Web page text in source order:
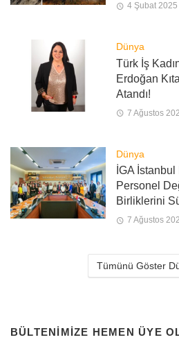
4 Şubat 2025
Dünya
Türk İş
Erdoğan
Atandı!
7 Ağustos
Dünya
İGA İstanbul
Personel
Birliklerini
7 Ağustos
Tümünü Göster
BÜLTENIMIZE HEMEN ÜYE